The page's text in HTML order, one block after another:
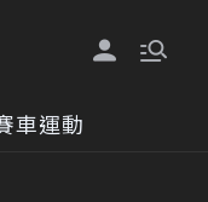
車運動